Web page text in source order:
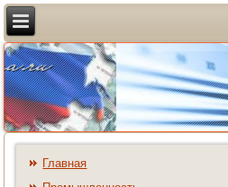
Главная